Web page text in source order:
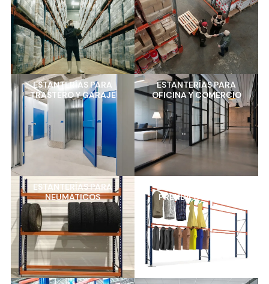
ESTANTERÍAS PARA
TRASTERO Y GARAJE
ESTANTERÍAS PARA
OFICINA Y COMERCIO
ESTANTERÍAS PARA
NEUMÁTICOS
ESTANTERÍAS PARA
PRENDA COLGADA